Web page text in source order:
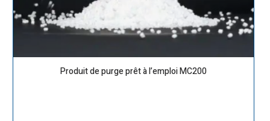
Produit de purge prêt à l’emploi MC200